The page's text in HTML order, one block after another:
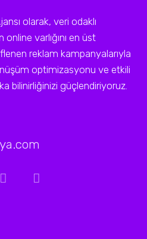
olarak, veri odaklı
varlığını en üst
reklam kampanyalarıyla
optimizasyonu ve etkili
bilinirliğinizi güçlendiriyoruz.